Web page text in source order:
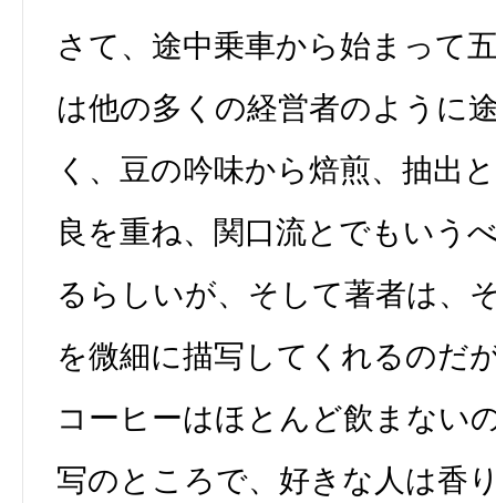
さて、途中乗車から始まって
は他の多くの経営者のように
く、豆の吟味から焙煎、抽出
良を重ね、関口流とでもいう
るらしいが、そして著者は、
を微細に描写してくれるのだ
コーヒーはほとんど飲まない
写のところで、好きな人は香